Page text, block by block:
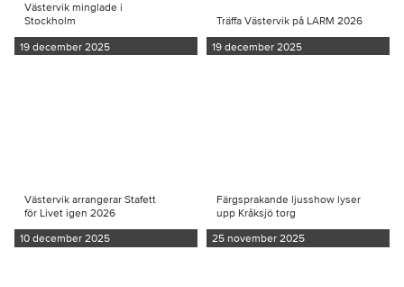
Västervik minglade i
Stockholm
19 december 2025
Träffa Västervik på LARM 2026
19 december 2025
Västervik arrangerar Stafett
för Livet igen 2026
10 december 2025
Färgsprakande ljusshow lyser
upp Kråksjö torg
25 november 2025